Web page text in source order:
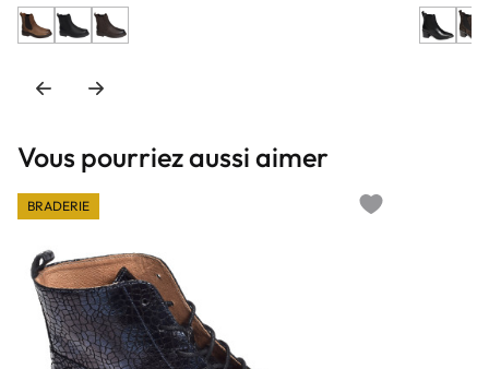
Vous pourriez aussi aimer
BRADERIE